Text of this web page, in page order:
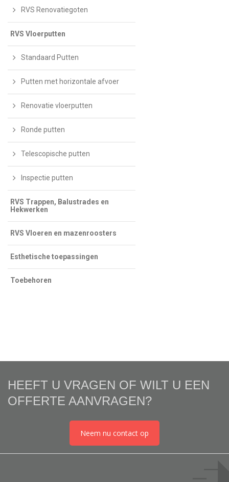
RVS Renovatiegoten
RVS Vloerputten
Standaard Putten
Putten met horizontale afvoer
Renovatie vloerputten
Ronde putten
Telescopische putten
Inspectie putten
RVS Trappen, Balustrades en
Hekwerken
RVS Vloeren en mazenroosters
Esthetische toepassingen
Toebehoren
HEEFT U VRAGEN OF WILT U EEN
OFFERTE AANVRAGEN?
Neem nu contact op